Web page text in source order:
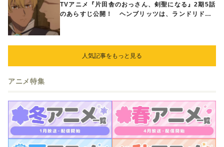
TVアニメ『片田舎のおっさん、剣聖になる』2期5話
のあらすじ公開！ ヘンブリッツは、ランドリドに
人気記事をもっと見る
アニメ特集